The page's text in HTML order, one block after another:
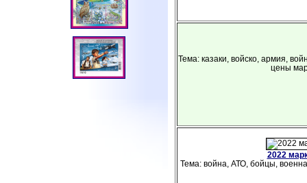
Тема: казаки, войско, армия,
цены
2022
Тема: война, АТО, бойцы,